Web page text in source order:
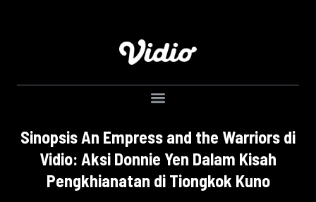
Sinopsis An Empress and the Warriors di
Vidio: Aksi Donnie Yen Dalam Kisah
Pengkhianatan di Tiongkok Kuno